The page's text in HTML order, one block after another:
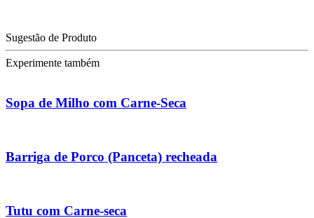
Sugestão de Produto
Experimente também
Sopa de Milho com Carne-Seca
Barriga de Porco (Panceta) recheada
Tutu com Carne-seca